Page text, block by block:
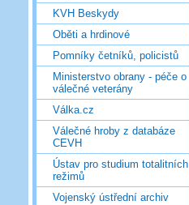
KVH Beskydy
Oběti a hrdinové
Pomníky četníků, policistů
Ministerstvo obrany - péče o
válečné veterány
Válka.cz
Válečné hroby z databáze
CEVH
Ústav pro studium totalitních
režimů
Vojenský ústřední archiv